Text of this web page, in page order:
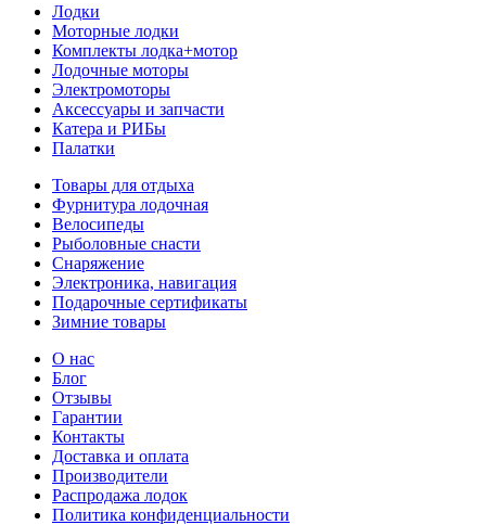
Лодки
Моторные лодки
Комплекты лодка+мотор
Лодочные моторы
Электромоторы
Аксессуары и запчасти
Катера и РИБы
Палатки
Товары для отдыха
Фурнитура лодочная
Велосипеды
Рыболовные снасти
Снаряжение
Электроника, навигация
Подарочные сертификаты
Зимние товары
О нас
Блог
Отзывы
Гарантии
Контакты
Доставка и оплата
Производители
Распродажа лодок
Политика конфиденциальности